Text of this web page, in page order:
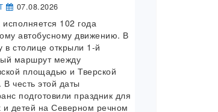
07.08.2026
исполняется 102 года
автобусному движению. В
в столице открыли 1-й
маршрут между
площадью и Тверской
В честь этой даты
подготовили праздник для
и детей на Северном речном